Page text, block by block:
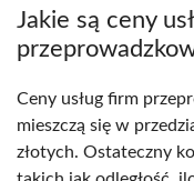
Jakie są ceny
Ceny usług firm
mieszczą się w
złotych. Ostateczny